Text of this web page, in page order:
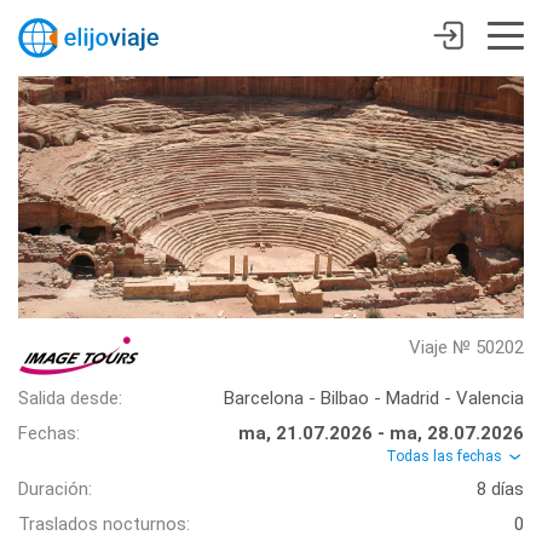
Viaje № 50202
Salida desde:
Barcelona - Bilbao - Madrid - Valencia
Fechas:
ma, 21.07.2026 - ma, 28.07.2026
Todas las fechas
Duración:
8 días
Traslados nocturnos:
0